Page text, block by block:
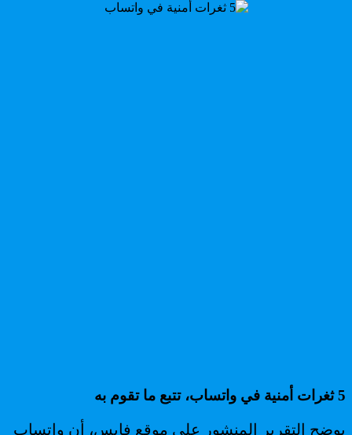
5 ثغرات أمنية في واتساب، تتبع ما تقوم به
يوضح التقرير المنشور على موقع فايس، أن واتساب